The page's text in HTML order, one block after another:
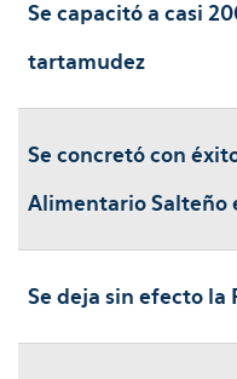
Se capacitó a casi
tartamudez
Se concretó con
Alimentario Salteño
Se deja sin efecto la